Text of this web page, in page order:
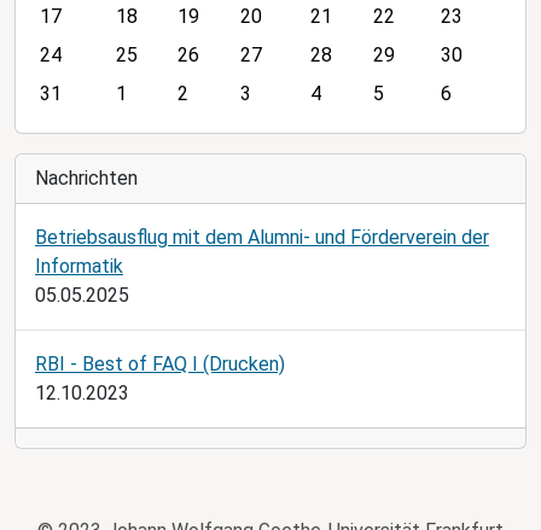
h
8
17
18 19 20 21 22
23
24
25 26 27 28 29
30
31
1 2 3 4 5 6
Nachrichten
Betriebsausflug mit dem Alumni- und Förderverein der
Informatik
05.05.2025
RBI - Best of FAQ I (Drucken)
12.10.2023